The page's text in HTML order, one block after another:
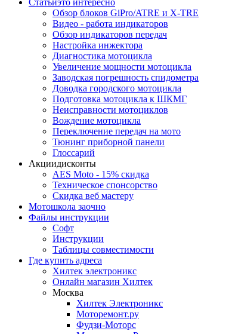
Обзор блоков GiPro/ATRE и X-TRE
Видео - работа индикаторов
Обзор индикаторов передач
Настройка инжектора
Диагноcтика мотоцикла
Увеличение мощности мотоцикла
Заводская погрешность спидометра
Доводка городского мотоцикла
Подготовка мотоцикла к ШКМГ
Неисправности мотоциклов
Вождение мотоцикла
Переключение передач на мото
Тюнинг приборной панели
Глоссарий
Акциидисконты
AES Moto - 15% скидка
Техническое спонсорство
Скидка веб мастеру
Мотошкола заочно
Файлы инструкции
Софт
Инструкции
Таблицы совместимости
Где купить адреса
Хилтек электроникс
Онлайн магазин Хилтек
Москва
Хилтек Электроникс
Моторемонт.ру
Фудзи-Моторс